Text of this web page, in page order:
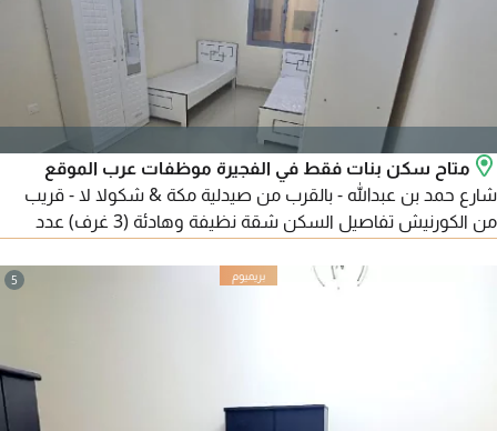
متاح سكن بنات فقط في الفجيرة موظفات عرب الموقع
شارع حمد بن عبدالله - بالقرب من صيدلية مكة & شكولا لا - قريب
من الكورنيش تفاصيل السكن شقة نظيفة وهادئة (3 غرف) عدد
أمن 24 ساعة - على الشارع الرئيسي الخدمات المشمولة كهرباء مياه5